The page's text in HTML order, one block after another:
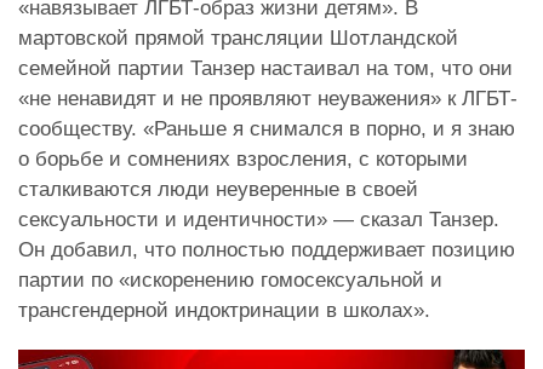
«навязывает ЛГБТ-образ жизни детям». В
мартовской прямой трансляции Шотландской
семейной партии Танзер настаивал на том, что они
«не ненавидят и не проявляют неуважения» к ЛГБТ-
сообществу. «Раньше я снимался в порно, и я знаю
о борьбе и сомнениях взросления, с которыми
сталкиваются люди неуверенные в своей
сексуальности и идентичности» — сказал Танзер.
Он добавил, что полностью поддерживает позицию
партии по «искоренению гомосексуальной и
трансгендерной индоктринации в школах».